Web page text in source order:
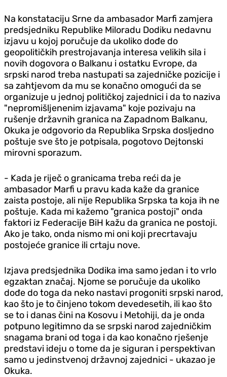
Na konstataciju Srne da ambasador Marfi zamjera
predsjedniku Republike Miloradu Dodiku nedavnu
izjavu u kojoj poručuje da ukoliko dođe do
geopolitičkih prestrojavanja interesa velikih sila i
novih dogovora o Balkanu i ostatku Evrope, da
srpski narod treba nastupati sa zajedničke pozicije i
sa zahtjevom da mu se konačno omogući da se
organizuje u jednoj političkoj zajednici i da to naziva
"nepromišljenenim izjavama" koje pozivaju na
rušenje državnih granica na Zapadnom Balkanu,
Okuka je odgovorio da Republika Srpska dosljedno
poštuje sve što je potpisala, pogotovo Dejtonski
mirovni sporazum.
- Kada je riječ o granicama treba reći da je
ambasador Marfi u pravu kada kaže da granice
zaista postoje, ali nije Republika Srpska ta koja ih ne
poštuje. Kada mi kažemo "granica postoji" onda
faktori iz Federacije BiH kažu da granica ne postoji.
Ako je tako, onda nismo mi oni koji precrtavaju
postojeće granice ili crtaju nove.
Izjava predsjednika Dodika ima samo jedan i to vrlo
egzaktan značaj. Njome se poručuje da ukoliko
dođe do toga da neko nastavi progoniti srpski narod,
kao što je to činjeno tokom devedesetih, ili kao što
se to i danas čini na Kosovu i Metohiji, da je onda
potpuno legitimno da se srpski narod zajedničkim
snagama brani od toga i da kao konačno rješenje
predstavi ideju o tome da je siguran i perspektivan
samo u jedinstvenoj državnoj zajednici - ukazao je
Okuka.